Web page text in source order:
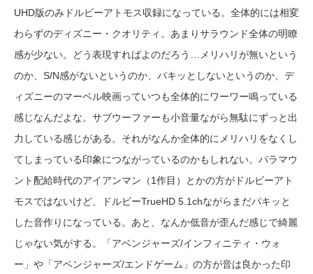
UHD版のみドルビーアトモス収録になっている。全体的には相変
わらずのディズニー・クオリティ。あまりサラウンド全体の明瞭
感が少ない。どう表現すればよのだろう…メリハリが無いという
のか、S/N感がないというのか、パキッとしないというのか、デ
ィズニーのマーベル映画っていつも全体的にワーワー鳴っている
感じなんだよな。サブウーファーも小音量ながら無駄にずっと出
力している感じがある。それがなんか全体的にメリハリをなくし
てしまっている印象につながっているのかもしれない。パラマウ
ント配給時代のアイアンマン（1作目）とかの方がドルビーアト
モスではないけど、ドルビーTrueHD 5.1chながらまだパキッと
した音作りになっている。あと、なんか低音が歪んだ感じで綺麗
じゃない気がする。「アベンジャーズ/インフィニティ・ウォ
ー」や「アベンジャーズ/エンドゲーム」の方が音は良かった印